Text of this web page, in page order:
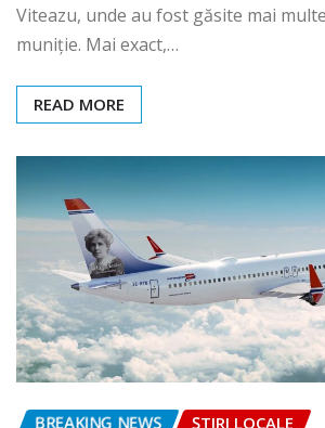
Viteazu, unde au fost găsite mai
muniție. Mai exact,…
READ MORE
BREAKING NEWS ȘTIRI LOCALE